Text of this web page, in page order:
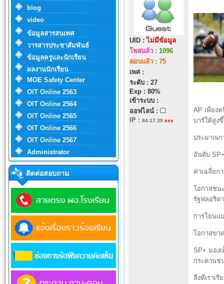
blog
video
ข้อมูลสารสนเทศ
วารสารประชาสัมพันธ์
ข้อมูลครูและนักเรียน
ผลงานนักเรียน
MOE Safety Center
OIT Online 2563
OIT Online 2564
OIT Online 2565
OIT Online 2566
OIT Online 2567
Administrator
ติดต่อสอบถาม
UID :ไม่มีข้อมูล
โพสแล้ว: 1096
ตอบแล้ว: 75
เพศ :
ระดับ : 27
Exp : 80%
เข้าระบบ :
ออฟไลน์ :
IP : 84.17.39. xxx
AP เพียง
บาร์ให้สูง
ประมาณก
อันดับ
ค่าเฉลี่ยก
โอกาสชน
รัฐฟลอริด
การโยนแ
โอกาสขา
SP+ มอง
กระดานช
สิ่งที่เราเ